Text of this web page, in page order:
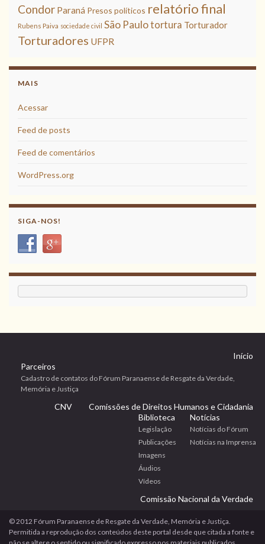
Condor Paraná Presos políticos relatório final
Rubens Paiva sociedade civil São Paulotortura Torturador
Torturadores UFPR
MAIS
Acessar
Feed de posts
Feed de comentários
WordPress.org
SIGA-NOS!
Início
Parceiros
Cadastro de contatos do Fórum Paranaense de Resgate da Verdade,
Memória e Justiça
CNV
Comissões de Direitos Humanos e Cidadania
Biblioteca
Legislação
Publicações
Imagens
Áudios
Vídeos
Notícias
Notícias do Fórum
Notícias na Imprensa
Comissão Nacional da Verdade
© 2012 Fórum Paranaense de Resgate da Verdade, Memória e Justiça.
Permitida a reprodução dos conteúdos deste portal desde que citada a fonte e